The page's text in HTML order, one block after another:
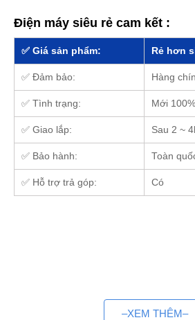
Điện máy siêu rẻ cam kết :
✅ Giá sản phẩm: Rẻ hơn
✅ Đảm bảo: Hàng
✅ Tình trạng: Mới 100%
✅ Giao lắp: Sau 2 ~
✅ Bảo hành: Toàn
✅ Hỗ trợ trả góp: Có
–XEM THÊM–